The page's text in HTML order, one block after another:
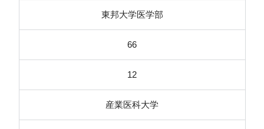
東邦大学医学部
66
12
産業医科大学